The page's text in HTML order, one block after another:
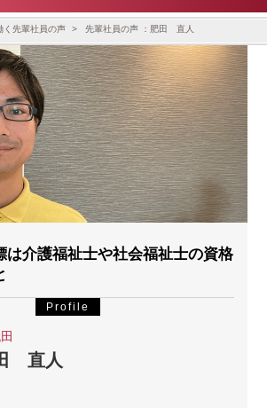
く先輩社員の声 先輩社員の声 ：肥田 直人
は介護福祉士や社会福祉士の資格
直人
Profile